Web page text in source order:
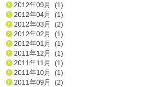
2012年09月 (1)
2012年04月 (1)
2012年03月 (2)
2012年02月 (1)
2012年01月 (1)
2011年12月 (1)
2011年11月 (1)
2011年10月 (1)
2011年09月 (2)